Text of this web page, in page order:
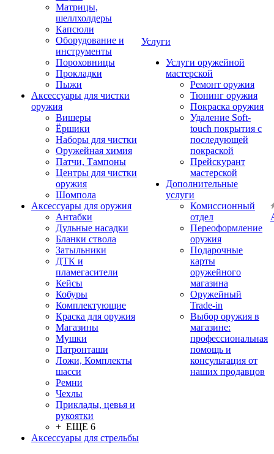
Матрицы,
шеллхолдеры
Капсюли
Оборудование и
инструменты
Пороховницы
Прокладки
Пыжи
Аксессуары для чистки
оружия
Вишеры
Ёршики
Наборы для чистки
Оружейная химия
Патчи, Тампоны
Центры для чистки
оружия
Шомпола
Аксессуары для оружия
Антабки
Дульные насадки
Бланки ствола
Затыльники
ДТК и
пламегасители
Кейсы
Кобуры
Комплектующие
Краска для оружия
Магазины
Мушки
Патронташи
Ложи, Комплекты
шасси
Ремни
Чехлы
Приклады, цевья и
рукоятки
+ ЕЩЕ 6
Аксессуары для стрельбы
Услуги
Услуги оружейной
мастерской
Ремонт оружия
Тюнинг оружия
Покраска оружия
Удаление Soft-
touch покрытия с
последующей
покраской
Прейскурант
мастерской
Дополнительные
услуги
Комиссионный
отдел
Переоформление
оружия
Подарочные
карты
оружейного
магазина
Оружейный
Trade-in
Выбор оружия в
магазине:
профессиональная
помощь и
консультация от
наших продавцов